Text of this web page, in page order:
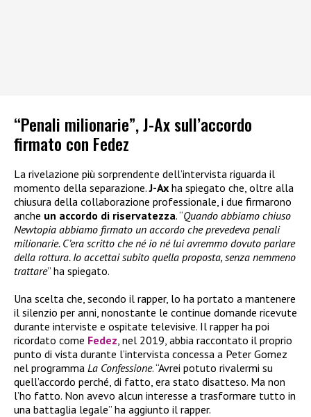
“Penali milionarie”, J-Ax sull’accordo
firmato con Fedez
La rivelazione più sorprendente dell’intervista riguarda il
momento della separazione.J-Ax ha spiegato che, oltre alla
chiusura della collaborazione professionale, i due firmarono
anche un accordo di riservatezza. “Quando abbiamo chiuso
Newtopia abbiamo firmato un accordo che prevedeva penali
milionarie. C’era scritto che né io né lui avremmo dovuto parlare
della rottura. Io accettai subito quella proposta, senza nemmeno
trattare” ha spiegato.
Una scelta che, secondo il rapper, lo ha portato a mantenere
il silenzio per anni, nonostante le continue domande ricevute
durante interviste e ospitate televisive. Il rapper ha poi
ricordato come Fedez , nel 2019, abbia raccontato il proprio
punto di vista durante l’intervista concessa a Peter Gomez
nel programma La Confessione. “Avrei potuto rivalermi su
quell’accordo perché, di fatto, era stato disatteso. Ma non
l’ho fatto. Non avevo alcun interesse a trasformare tutto in
una battaglia legale” ha aggiunto il rapper.